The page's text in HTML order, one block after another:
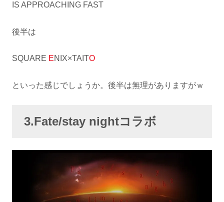
IS APPROACHING FAST
後半は
SQUARE ENIX×TAITO
といった感じでしょうか。後半は無理がありますがｗ
3.Fate/stay nightコラボ